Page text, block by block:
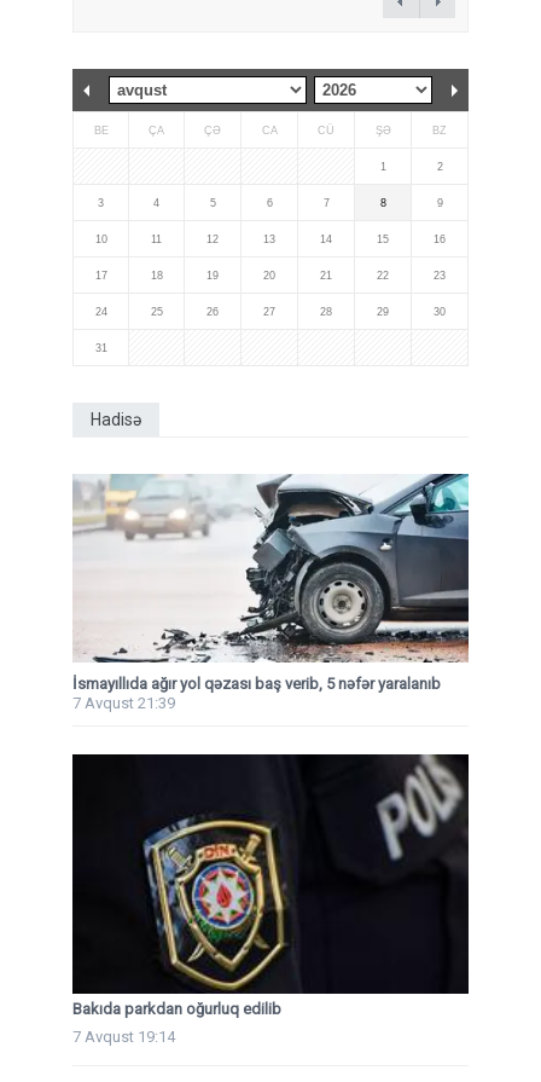
BE ÇA ÇƏ CA CÜ ŞƏ BZ
1 2
3 4 5 6 7 8 9
10 11 12 13 14 15 16
17 18 19 20 21 22 23
24 25 26 27 28 29 30
31
Hadisə
İsmayıllıda ağır yol qəzası baş verib, 5 nəfər yaralanıb
7 Avqust 21:39
Bakıda parkdan oğurluq edilib
7 Avqust 19:14